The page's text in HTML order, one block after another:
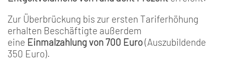
Zur Überbrückung bis zur ersten Tariferhöhung
erhalten Beschäftigte außerdem
eine Einmalzahlung von 700 Euro(Auszubildende
350 Euro).